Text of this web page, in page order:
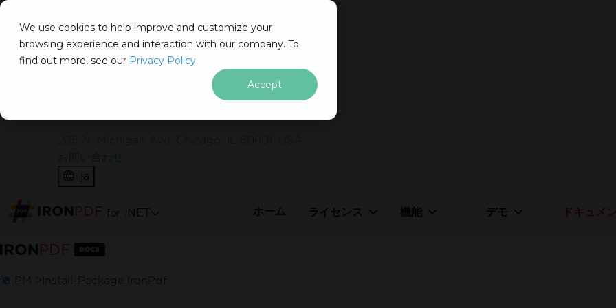
We use cookies to help improve and customize your
browsing experience and interaction with our company. To
find out more, see our Privacy Policy.
Accept
IRONSOFTWARE
製品
エンタープライズ
ja
for .NET ホーム ライセンス 機能 デモ ドキュメ
フッターコンテンツにスキップ
PM > Install-Package IronPdf
無料で始めましょう
ウォーターマークなしで本番環境でテスト。
必要な場所で動作します。
完全機能の製品
完全に機能する製品を30日間利用できます。
Your trial license